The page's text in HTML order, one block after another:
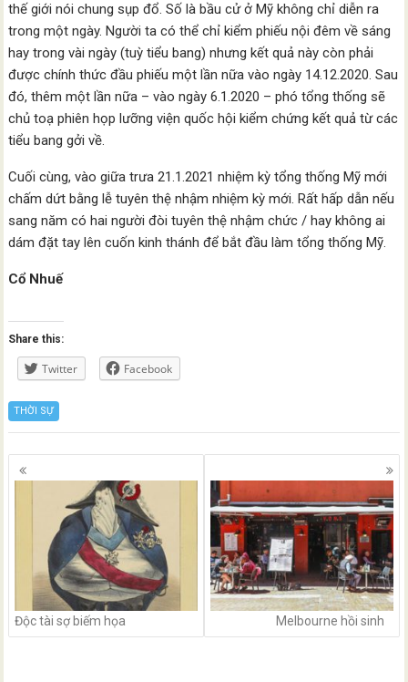
thế giới nói chung sụp đổ. Số là bầu cử ở Mỹ không chỉ diễn ra
trong một ngày. Người ta có thể chỉ kiểm phiếu nội đêm về sáng
hay trong vài ngày (tuỳ tiểu bang) nhưng kết quả này còn phải
được chính thức đầu phiếu một lần nữa vào ngày 14.12.2020. Sau
đó, thêm một lần nữa – vào ngày 6.1.2020 – phó tổng thống sẽ
chủ toạ phiên họp lưỡng viện quốc hội kiểm chứng kết quả từ các
tiểu bang gởi về.
Cuối cùng, vào giữa trưa 21.1.2021 nhiệm kỳ tổng thống Mỹ mới
chấm dứt bằng lễ tuyên thệ nhậm nhiệm kỳ mới. Rất hấp dẫn nếu
sang năm có hai người đòi tuyên thệ nhậm chức / hay không ai
dám đặt tay lên cuốn kinh thánh để bắt đầu làm tổng thống Mỹ.
Cổ Nhuế
Share this:
Twitter Facebook
THỜI SỰ
Posts
navigation
Độc tài sợ biếm họa Melbourne hồi sinh